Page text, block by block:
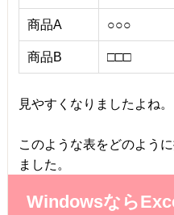
商品A ○○○
商品B □□□
見やすくなりましたよね。
このような表をどのよう
ました。
Windowsなら